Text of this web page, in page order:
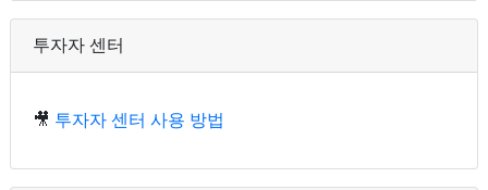
투자자 센터
🎥 투자자 센터 사용 방법